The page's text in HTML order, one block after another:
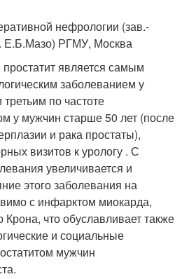
нефрологии (зав.-
Е.Б.Мазо) РГМУ, Москва
является самым
заболеванием у
по частоте
у мужчин старше 50 лет (после
и рака простаты),
визитов к урологу . С
увеличивается и
этого заболевания на
с инфарктом миокарда,
что обуславливает также
и социальные
мужчин